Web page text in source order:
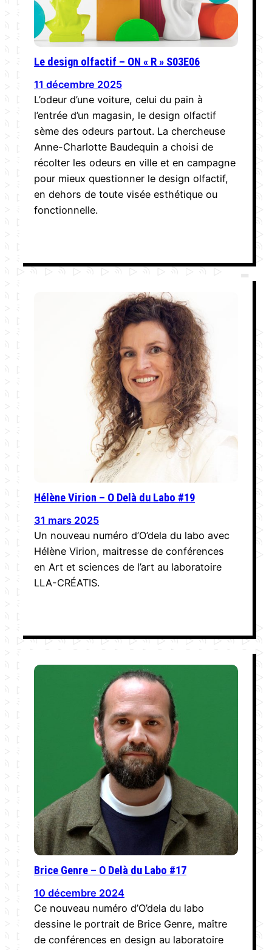
Le design olfactif – ON « R » S03E06
11 décembre 2025
L’odeur d’une voiture, celui du pain à
l’entrée d’un magasin, le design olfactif
sème des odeurs partout. La chercheuse
Anne-Charlotte Baudequin a choisi de
récolter les odeurs en ville et en campagne
pour mieux questionner le design olfactif,
en dehors de toute visée esthétique ou
fonctionnelle.
Hélène Virion – O Delà du Labo #19
31 mars 2025
Un nouveau numéro d’O’dela du labo avec
Hélène Virion, maitresse de conférences
en Art et sciences de l’art au laboratoire
LLA-CRÉATIS.
Brice Genre – O Delà du Labo #17
10 décembre 2024
Ce nouveau numéro d’O’dela du labo
dessine le portrait de Brice Genre, maître
de conférences en design au laboratoire